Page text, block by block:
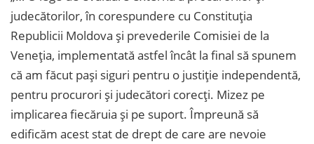
judecătorilor, în corespundere cu Constituția
Republicii Moldova și prevederile Comisiei de la
Veneția, implementată astfel încât la final să spunem
că am făcut pași siguri pentru o justiție independentă,
pentru procurori și judecători corecți. Mizez pe
implicarea fiecăruia și pe suport. Împreună să
edificăm acest stat de drept de care are nevoie